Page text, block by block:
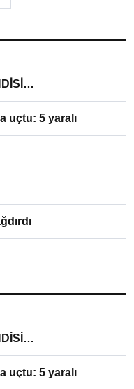
uçtu: 5 yaralı
uçtu: 5 yaralı